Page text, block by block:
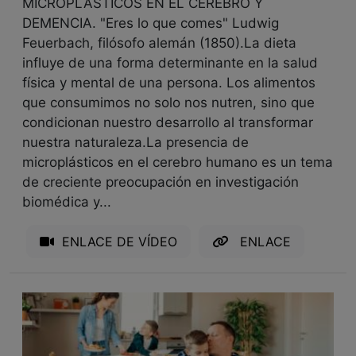
MICROPLÁSTICOS EN EL CEREBRO Y
DEMENCIA. "Eres lo que comes" Ludwig
Feuerbach, filósofo alemán (1850).La dieta
influye de una forma determinante en la salud
física y mental de una persona. Los alimentos
que consumimos no solo nos nutren, sino que
condicionan nuestro desarrollo al transformar
nuestra naturaleza.La presencia de
microplásticos en el cerebro humano es un tema
de creciente preocupación en investigación
biomédica y...
ENLACE DE VÍDEO ENLACE